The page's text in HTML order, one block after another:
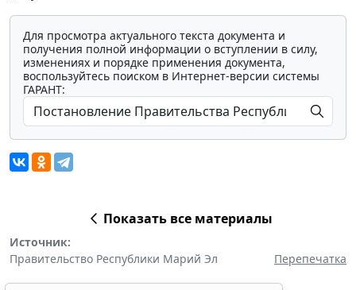
Для просмотра актуального текста документа и
получения полной информации о вступлении в силу,
изменениях и порядке применения документа,
воспользуйтесь поиском в Интернет-версии системы
ГАРАНТ:
Показать все материалы
Источник:
Правительство Республики Марий Эл
Перепечатка